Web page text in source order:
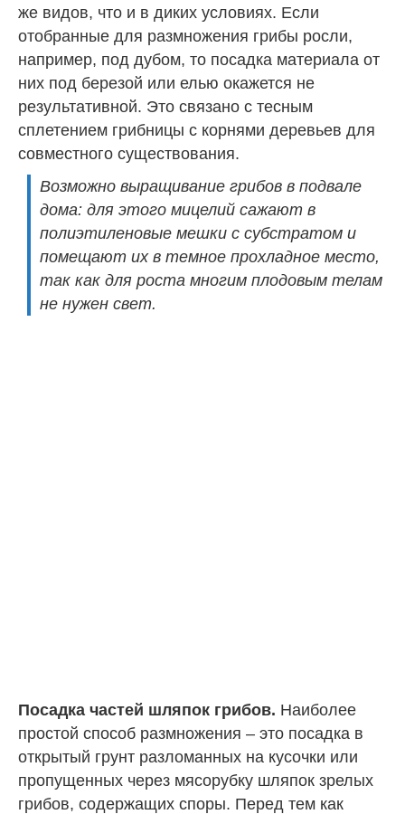
же видов, что и в диких условиях. Если
отобранные для размножения грибы росли,
например, под дубом, то посадка материала от
них под березой или елью окажется не
результативной. Это связано с тесным
сплетением грибницы с корнями деревьев для
совместного существования.
Возможно выращивание грибов в подвале
дома: для этого мицелий сажают в
полиэтиленовые мешки с субстратом и
помещают их в темное прохладное место,
так как для роста многим плодовым телам
не нужен свет.
Посадка частей шляпок грибов. Наиболее
простой способ размножения – это посадка в
открытый грунт разломанных на кусочки или
пропущенных через мясорубку шляпок зрелых
грибов, содержащих споры. Перед тем как